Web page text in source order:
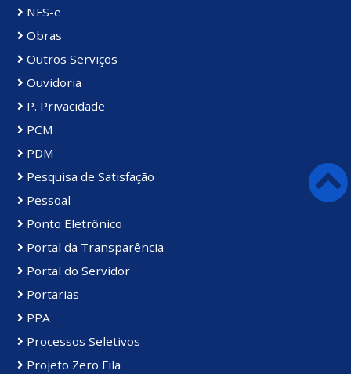
NFS-e
Obras
Outros Serviços
Ouvidoria
P. Privacidade
PCM
PDM
Pesquisa de Satisfação
Pessoal
Ponto Eletrônico
Portal da Transparência
Portal do Servidor
Portarias
PPA
Processos Seletivos
Projeto Zero Fila